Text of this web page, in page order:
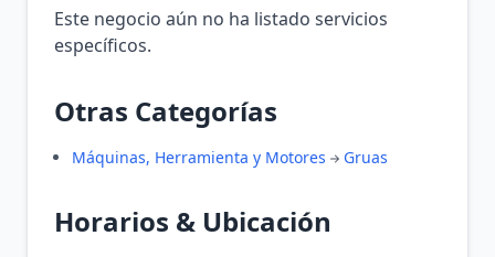
Este negocio aún no ha listado servicios
específicos.
Otras Categorías
Máquinas, Herramienta y Motores Gruas
Horarios & Ubicación